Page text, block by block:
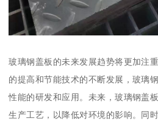
玻璃钢盖板的未来发展趋势将更加注
的提高和节能技术的不断发展，玻璃
性能的研发和应用。未来，玻璃钢盖
生产工艺，以降低对环境的影响。同